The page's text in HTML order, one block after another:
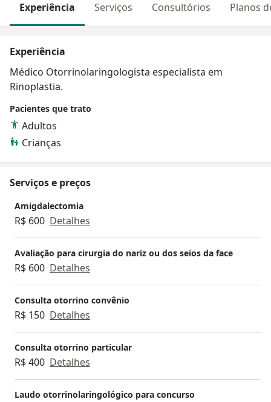
Experiência Serviços Consultórios Planos
Experiência
Médico Otorrinolaringologista especialista em
Rinoplastia.
Pacientes que trato
Adultos
Crianças
Serviços e preços
Amigdalectomia
R$ 600 Detalhes
Avaliação para cirurgia do nariz ou dos seios da face
R$ 600 Detalhes
Consulta otorrino convênio
R$ 150 Detalhes
Consulta otorrino particular
R$ 400 Detalhes
Laudo otorrinolaringológico para concurso